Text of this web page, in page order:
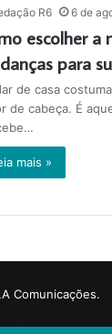
R6 6 de
escolher a
para
de casa
de cabeça. É
mais »
Comunicações.